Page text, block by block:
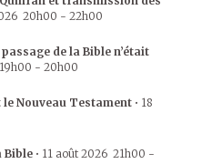
20h00 - 22h00
de la Bible n’était
19h00 - 20h00
le Nouveau Testament • 18
Bible • 11 août 2026 21h00 -